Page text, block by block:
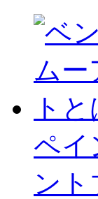
ペイ
ン